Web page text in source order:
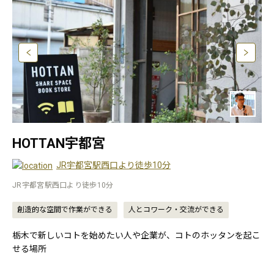
HOTTAN宇都宮
JR宇都宮駅西口より徒歩10分
JR宇都宮駅西口より徒歩10分
創造的な空間で作業ができる 人とコワーク・交流ができる
栃木で新しいコトを始めたい人や企業が、コトのホッタンを起こ
せる場所